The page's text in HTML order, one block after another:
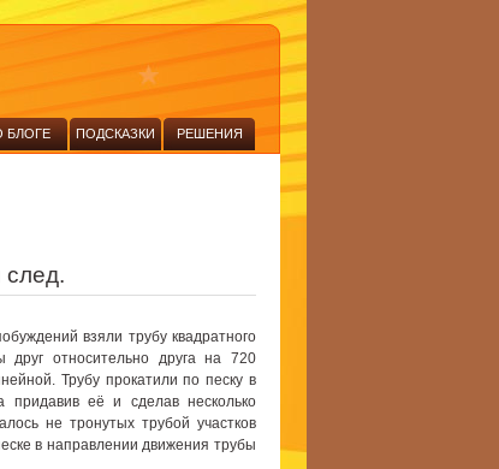
БЛОГЕ ПОДСКАЗКИ РЕШЕНИЯ
взяли трубу квадратного
друг относительно друга на 720
Трубу прокатили по песку в
придавив её и сделав несколько
не тронутых трубой участков
в направлении движения трубы